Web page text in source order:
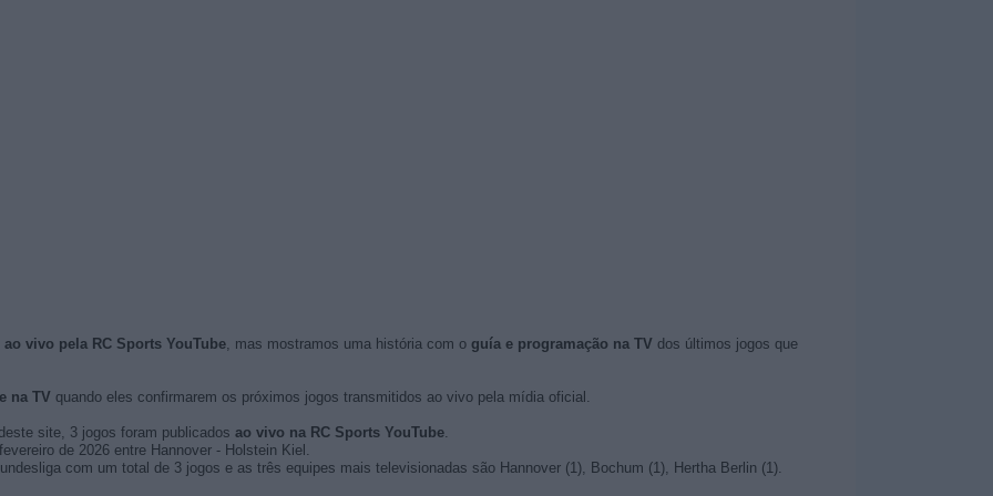
vivo pela RC Sports YouTube, mas mostramos uma história com o guía e programação na TV dos últimos jogos que
na TV quando eles confirmarem os próximos jogos transmitidos ao vivo pela mídia oficial.
site, 3 jogos foram publicados ao vivo na RC Sports YouTube.
de 2026 entre Hannover - Holstein Kiel.
com um total de 3 jogos e as três equipes mais televisionadas são Hannover (1), Bochum (1), Hertha Berlin (1).